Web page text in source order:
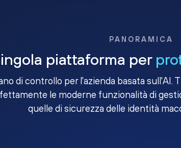
PANORAMICA
piattaforma per
di controllo per l'azienda basata sull'AI.
le moderne funzionalità di
quelle di sicurezza delle identità